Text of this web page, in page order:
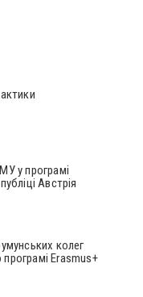
у програмі
Австрія
колег
Erasmus+